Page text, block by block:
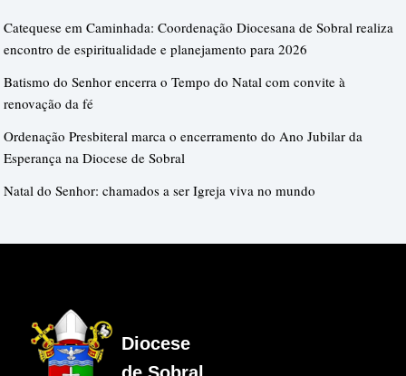
Catequese em Caminhada: Coordenação Diocesana de Sobral realiza
encontro de espiritualidade e planejamento para 2026
Batismo do Senhor encerra o Tempo do Natal com convite à
renovação da fé
Ordenação Presbiteral marca o encerramento do Ano Jubilar da
Esperança na Diocese de Sobral
Natal do Senhor: chamados a ser Igreja viva no mundo
Diocese